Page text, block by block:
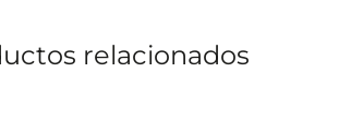
relacionados